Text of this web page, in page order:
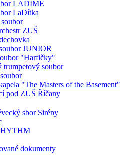
LADÍME
LaDítka
ZUŠ
JUNIOR
"Harfičky"
trumpetový soubor
"The Masters of the Basement"
pod ZUŠ Říčany
sbor Sirény
dokumenty